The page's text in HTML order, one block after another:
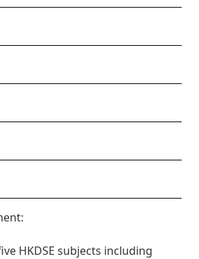
HKDSE subjects including